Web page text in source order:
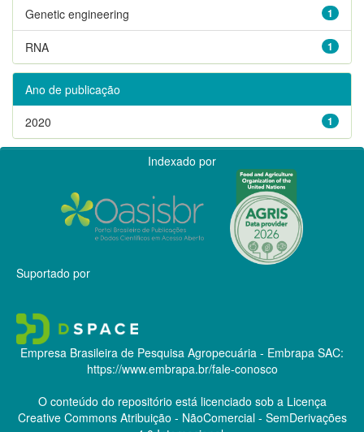
1
Genetic engineering
1
RNA
Ano de publicação
1
2020
Indexado por
Suportado por
Empresa Brasileira de Pesquisa Agropecuária - Embrapa SAC:
https://www.embrapa.br/fale-conosco
O conteúdo do repositório está licenciado sob a Licença
Creative CommonsAtribuição - NãoComercial - SemDerivações